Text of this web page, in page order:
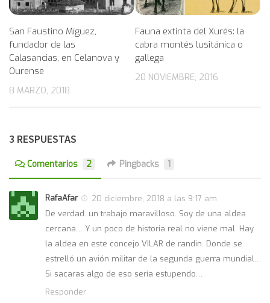
San Faustino Míguez,
fundador de las
Calasancias, en Celanova y
Ourense
8 MARZO, 2018
Fauna extinta del Xurés: la
cabra montés lusitánica o
gallega
20 NOVIEMBRE, 2016
3 RESPUESTAS
Comentarios 2 Pingbacks 1
RafaAfar
20 diciembre, 2018 a las 9:17 am
De verdad. un trabajo maravilloso. Soy de una aldea
cercana… Y un poco de historia real no viene mal. Hay
la aldea en este concejo VILAR de randin. Donde se
estrelló un avión militar de la segunda guerra mundial…
Si sacaras algo de eso sería estupendo…
Responder